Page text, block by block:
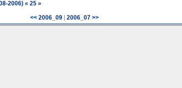
2006) « 25 »
<< 2006_09 | 2006_07 >>